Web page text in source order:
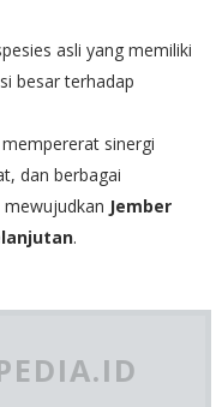
asli yang memiliki
besar terhadap
sinergi
dan berbagai
Jember
.